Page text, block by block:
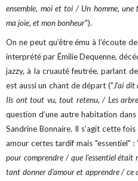
ensemble, moi et toi / Un homme, une
ma joie, et mon bonheur").
On ne peut qu’être ému à l’écoute
interprété par Émilie Dequenne,
jazzy, à la cruauté feutrée, parlant
est aussi un chant de départ ("J’ai
Ils ont tout vu, tout retenu, / Les
question d’une autre habitation dans
Sandrine Bonnaire. Il s’agit cette
amour certes tardif mais "essentiel" :
pour comprendre / que l'essentiel
tant donner d'amour et apprendre / ce